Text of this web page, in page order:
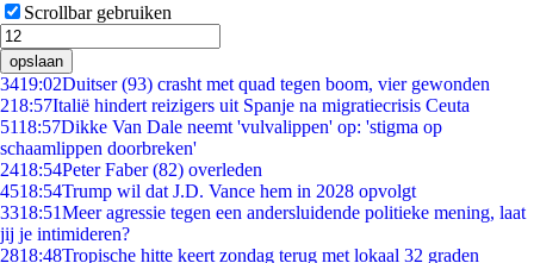
Scrollbar gebruiken
opslaan
3419:02Duitser (93) crasht met quad tegen boom, vier gewonden
218:57Italië hindert reizigers uit Spanje na migratiecrisis Ceuta
5118:57Dikke Van Dale neemt 'vulvalippen' op: 'stigma op
schaamlippen doorbreken'
2418:54Peter Faber (82) overleden
4518:54Trump wil dat J.D. Vance hem in 2028 opvolgt
3318:51Meer agressie tegen een andersluidende politieke mening, laat
jij je intimideren?
2818:48Tropische hitte keert zondag terug met lokaal 32 graden